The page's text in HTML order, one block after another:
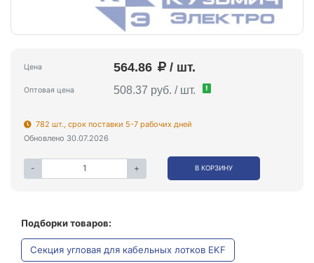
Цена 564.86 / шт.
Оптовая цена 508.37 руб. / шт. !
782 шт., срок поставки 5-7 рабочих дней
Обновлено 30.07.2026
- + В КОРЗИНУ
Подборки товаров:
Секция угловая для кабельных лотков EKF